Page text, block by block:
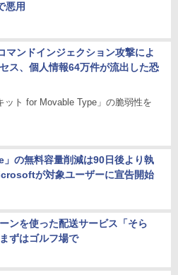
悪用
マンドインジェクション攻撃によ
ス、個人情報64万件が流出した恐
ット for Movable Type」の脆弱性を
」の無料容量削減は90日後より執
が対象ユーザーに宣告開始
ンを使った配送サービス「そら
ずはゴルフ場で